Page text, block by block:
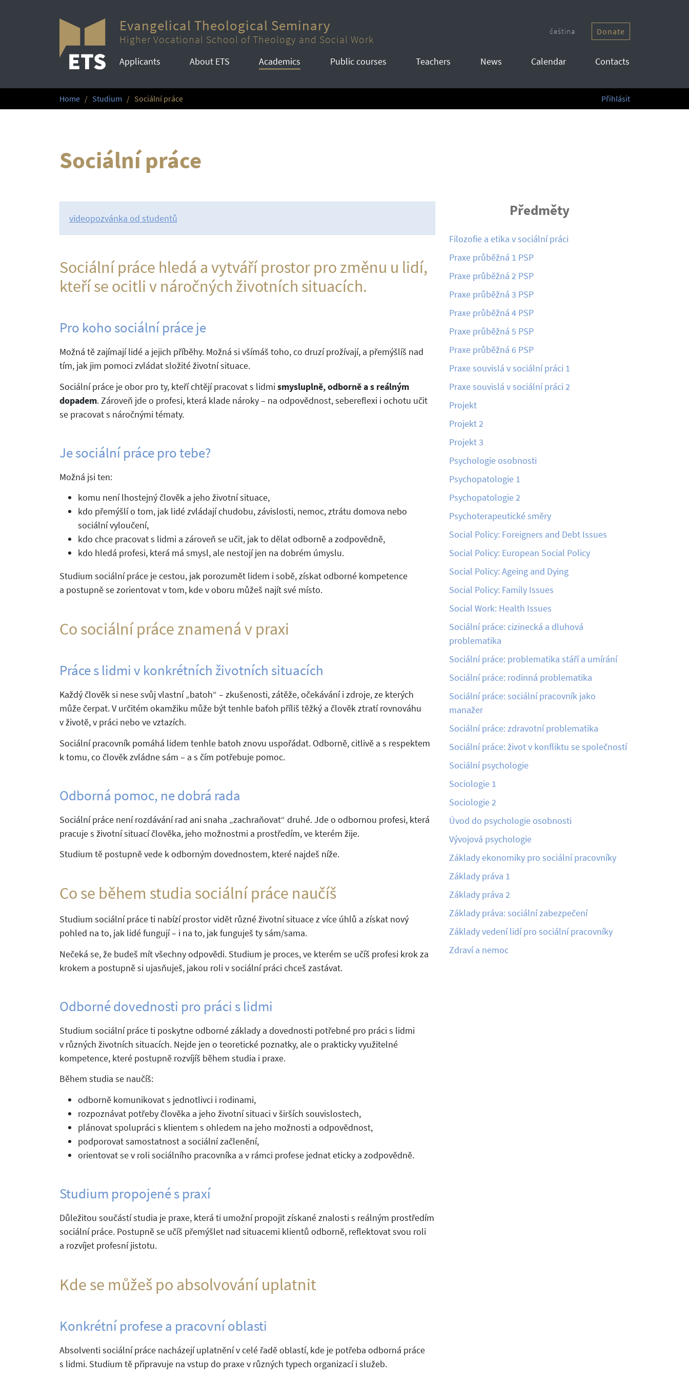
Evangelical Theological Seminary
Higher Vocational School of Theology and Social Work
čeština Donate
Applicants About ETS Academics Public courses Teachers News Calendar Contacts
Home Studium Sociální práce Přihlásit
Sociální práce
videopozvánka od studentů
Sociální práce hledá a vytváří prostor pro změnu u lidí,
kteří se ocitli v náročných životních situacích.
Pro koho sociální práce je
Možná tě zajímají lidé a jejich příběhy. Možná si všímáš toho, co druzí prožívají, a přemýšlíš nad
tím, jak jim pomoci zvládat složité životní situace.
Sociální práce je obor pro ty, kteří chtějí pracovat s lidmismysluplně, odborně a s reálným
dopadem. Zároveň jde o profesi, která klade nároky – na odpovědnost, sebereflexi i ochotu učit
se pracovat s náročnými tématy.
Je sociální práce pro tebe?
Možná jsi ten:
komu není lhostejný člověk a jeho životní situace,
kdo přemýšlí o tom, jak lidé zvládají chudobu, závislosti, nemoc, ztrátu domova nebo
sociální vyloučení,
kdo chce pracovat s lidmi a zároveň se učit, jak to dělat odborně a zodpovědně,
kdo hledá profesi, která má smysl, ale nestojí jen na dobrém úmyslu.
Studium sociální práce je cestou, jak porozumět lidem i sobě, získat odborné kompetence
a postupně se zorientovat v tom, kde v oboru můžeš najít své místo.
Co sociální práce znamená v praxi
Práce s lidmi v konkrétních životních situacích
Každý člověk si nese svůj vlastní „batoh“ – zkušenosti, zátěže, očekávání i zdroje, ze kterých
může čerpat. V určitém okamžiku může být tenhle baťoh příliš těžký a člověk ztratí rovnováhu
v životě, v práci nebo ve vztazích.
Sociální pracovník pomáhá lidem tenhle batoh znovu uspořádat. Odborně, citlivě a s respektem
k tomu, co člověk zvládne sám – a s čím potřebuje pomoc.
Odborná pomoc, ne dobrá rada
Sociální práce není rozdávání rad ani snaha „zachraňovat“ druhé. Jde o odbornou profesi, která
pracuje s životní situací člověka, jeho možnostmi a prostředím, ve kterém žije.
Studium tě postupně vede k odborným dovednostem, které najdeš níže.
Co se během studia sociální práce naučíš
Studium sociální práce ti nabízí prostor vidět různé životní situace z více úhlů a získat nový
pohled na to, jak lidé fungují – i na to, jak funguješ ty sám/sama.
Nečeká se, že budeš mít všechny odpovědi. Studium je proces, ve kterém se učíš profesi krok za
krokem a postupně si ujasňuješ, jakou roli v sociální práci chceš zastávat.
Odborné dovednosti pro práci s lidmi
Studium sociální práce ti poskytne odborné základy a dovednosti potřebné pro práci s lidmi
v různých životních situacích. Nejde jen o teoretické poznatky, ale o prakticky využitelné
kompetence, které postupně rozvíjíš během studia i praxe.
Během studia se naučíš:
odborně komunikovat s jednotlivci i rodinami,
rozpoznávat potřeby člověka a jeho životní situaci v širších souvislostech,
plánovat spolupráci s klientem s ohledem na jeho možnosti a odpovědnost,
podporovat samostatnost a sociální začlenění,
orientovat se v roli sociálního pracovníka a v rámci profese jednat eticky a zodpovědně.
Studium propojené s praxí
Důležitou součástí studia je praxe, která ti umožní propojit získané znalosti s reálným prostředím
sociální práce. Postupně se učíš přemýšlet nad situacemi klientů odborně, reflektovat svou roli
a rozvíjet profesní jistotu.
Kde se můžeš po absolvování uplatnit
Konkrétní profese a pracovní oblasti
Absolventi sociální práce nacházejí uplatnění v celé řadě oblastí, kde je potřeba odborná práce
s lidmi. Studium tě připravuje na vstup do praxe v různých typech organizací i služeb.
Předměty
Filozofie a etika v sociální práci
Praxe průběžná 1 PSP
Praxe průběžná 2 PSP
Praxe průběžná 3 PSP
Praxe průběžná 4 PSP
Praxe průběžná 5 PSP
Praxe průběžná 6 PSP
Praxe souvislá v sociální práci 1
Praxe souvislá v sociální práci 2
Projekt
Projekt 2
Projekt 3
Psychologie osobnosti
Psychopatologie 1
Psychopatologie 2
Psychoterapeutické směry
Social Policy: Foreigners and Debt Issues
Social Policy: European Social Policy
Social Policy: Ageing and Dying
Social Policy: Family Issues
Social Work: Health Issues
Sociální práce: cizinecká a dluhová
problematika
Sociální práce: problematika stáří a umírání
Sociální práce: rodinná problematika
Sociální práce: sociální pracovník jako
manažer
Sociální práce: zdravotní problematika
Sociální práce: život v konfliktu se společností
Sociální psychologie
Sociologie 1
Sociologie 2
Úvod do psychologie osobnosti
Vývojová psychologie
Základy ekonomiky pro sociální pracovníky
Základy práva 1
Základy práva 2
Základy práva: sociální zabezpečení
Základy vedení lidí pro sociální pracovníky
Zdraví a nemoc